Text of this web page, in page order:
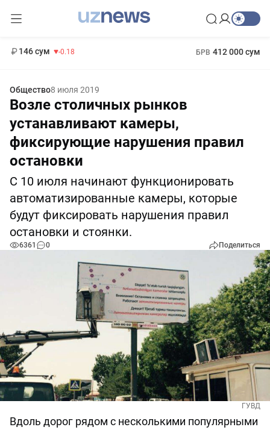
146 сум -0.18 БРВ 412 000 сум
Общество8 июля 2019
Возле столичных рынков
устанавливают камеры,
фиксирующие нарушения правил
остановки
С 10 июля начинают функционировать
автоматизированные камеры, которые
будут фиксировать нарушения правил
остановки и стоянки.
6361 0 Поделиться
ГУВД
Вдоль дорог рядом с несколькими популярными